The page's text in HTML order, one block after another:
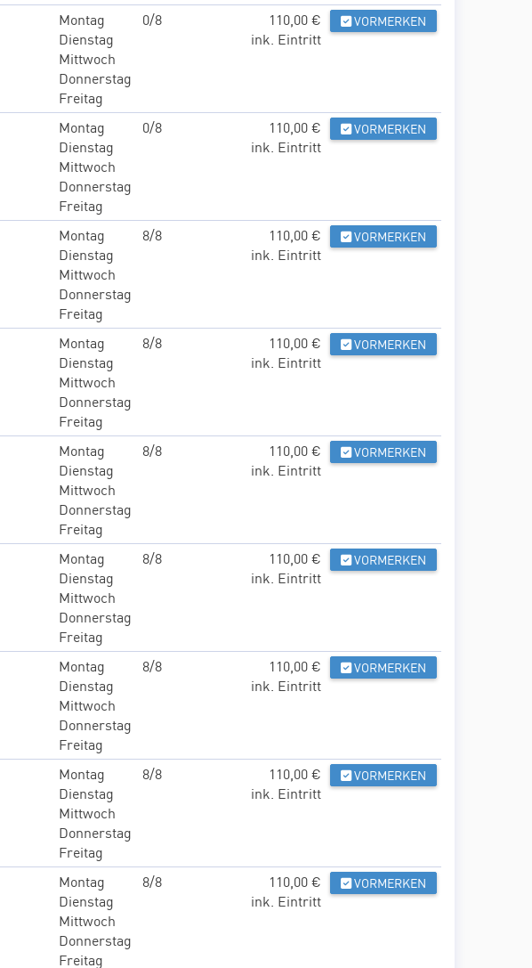
Montag
Dienstag
Mittwoch
Donnerstag
Freitag
0/8
110,00 €
ink. Eintritt
VORMERKEN
Montag
Dienstag
Mittwoch
Donnerstag
Freitag
0/8
110,00 €
ink. Eintritt
VORMERKEN
Montag
Dienstag
Mittwoch
Donnerstag
Freitag
8/8
110,00 €
ink. Eintritt
VORMERKEN
Montag
Dienstag
Mittwoch
Donnerstag
Freitag
8/8
110,00 €
ink. Eintritt
VORMERKEN
Montag
Dienstag
Mittwoch
Donnerstag
Freitag
8/8
110,00 €
ink. Eintritt
VORMERKEN
Montag
Dienstag
Mittwoch
Donnerstag
Freitag
8/8
110,00 €
ink. Eintritt
VORMERKEN
Montag
Dienstag
Mittwoch
Donnerstag
Freitag
8/8
110,00 €
ink. Eintritt
VORMERKEN
Montag
Dienstag
Mittwoch
Donnerstag
Freitag
8/8
110,00 €
ink. Eintritt
VORMERKEN
Montag
Dienstag
Mittwoch
Donnerstag
Freitag
8/8
110,00 €
ink. Eintritt
VORMERKEN